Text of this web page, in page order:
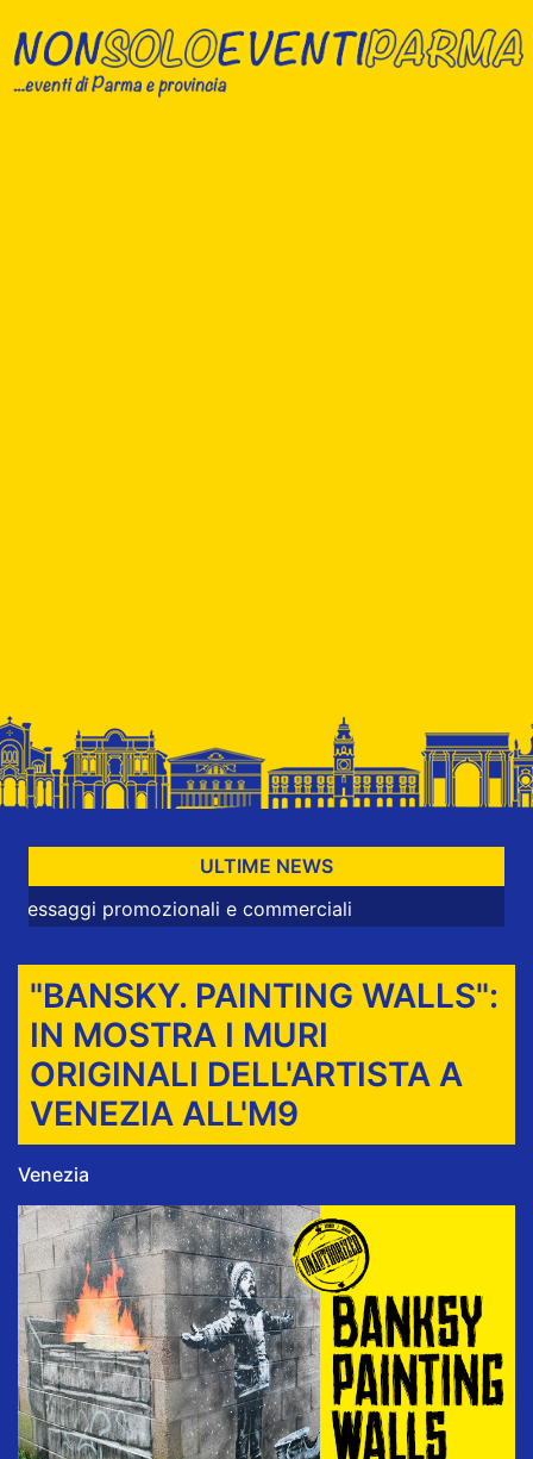
ULTIME NEWS
e commerciali
"BANSKY. PAINTING WALLS":
IN MOSTRA I MURI
ORIGINALI DELL'ARTISTA A
VENEZIA ALL'M9
Venezia